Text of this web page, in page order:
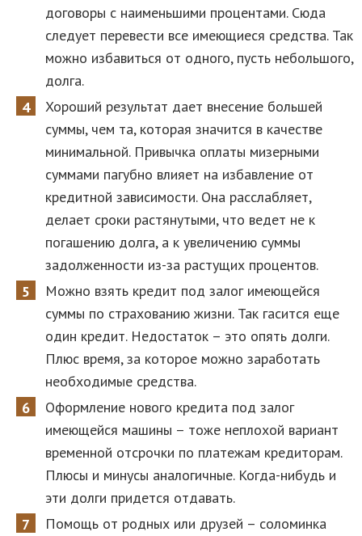
договоры с наименьшими процентами. Сюда
следует перевести все имеющиеся средства. Так
можно избавиться от одного, пусть небольшого,
долга.
Хороший результат дает внесение большей
суммы, чем та, которая значится в качестве
минимальной. Привычка оплаты мизерными
суммами пагубно влияет на избавление от
кредитной зависимости. Она расслабляет,
делает сроки растянутыми, что ведет не к
погашению долга, а к увеличению суммы
задолженности из-за растущих процентов.
Можно взять кредит под залог имеющейся
суммы по страхованию жизни. Так гасится еще
один кредит. Недостаток – это опять долги.
Плюс время, за которое можно заработать
необходимые средства.
Оформление нового кредита под залог
имеющейся машины – тоже неплохой вариант
временной отсрочки по платежам кредиторам.
Плюсы и минусы аналогичные. Когда-нибудь и
эти долги придется отдавать.
Помощь от родных или друзей – соломинка